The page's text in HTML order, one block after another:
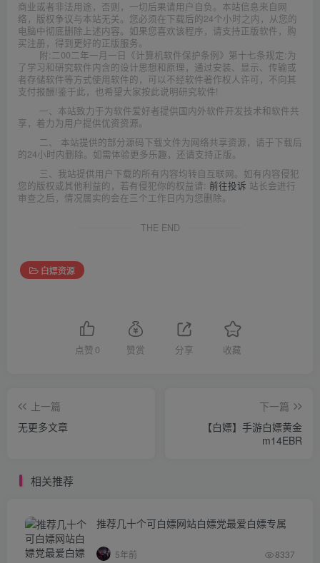
商业或者非法用途，否则，一切后果请用户自负。本站信息来自网
络，版权争议与本站无关。您必须在下载后的24个小时之内，从您的
电脑中彻底删除上述内容。如果您喜欢该程序，请支持正版软件，购
买注册，得到更好的正版服务。
附:二00二年一月一日《计算机软件保护条例》第十七条规定:为
了学习和研究软件内含的设计思想和原理，通过安装、显示、传输或
者存储软件等方式使用软件的，可以不经软件著作权人许可，不向其
支付报酬!鉴于此，也希望大家按此说明研究软件!
一、本站致力于为软件爱好者提供国内外软件开发技术和软件共
享，着力为用户提供优资资源。
二、 本站提供的部分源码下载文件为网络共享资源，请于下载后
的24小时内删除。如需体验更多乐趣，还请支持正版。
三、我站提供用户下载的所有内容均转自互联网。如有内容侵犯
您的版权或其他利益的，若有侵犯你的权益请: 前往投诉 站长会进行
审查之后，情况属实的会在三个工作日内为您删除。
THE END
白嫖资源
点赞 0 赞赏 分享 收藏
上一篇
无更多文章
下一篇
【白嫖】手游白嫖黄金
m14EBR
相关推荐
推荐几十个可白嫖网站白嫖党最爱白嫖专属
5年前 8337